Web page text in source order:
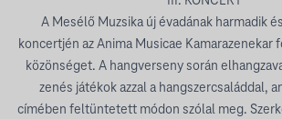
A Mesélő Muzsika új évadának harmadik
koncertjén az Anima Musicae Kamarazenekar
közönséget. A hangverseny során
zenés játékok azzal a hangszercsaláddal,
címében feltüntetett módon szólal meg.